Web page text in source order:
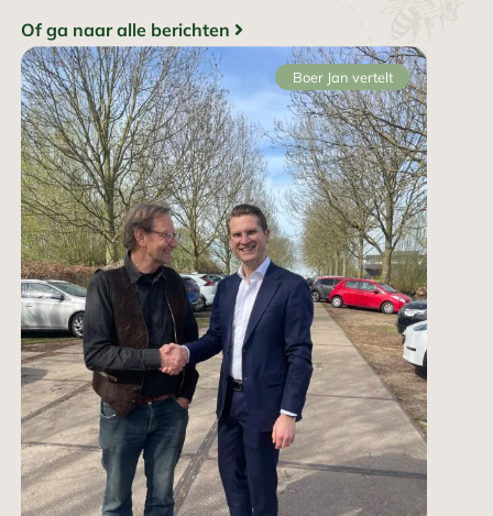
Of ga naar alle berichten
Boer Jan vertelt